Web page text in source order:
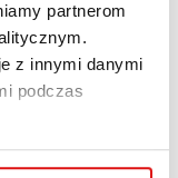
partnerom
z innymi danymi
podczas
Granicznej,
formacji